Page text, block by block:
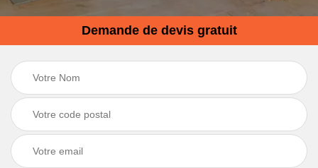
Demande de devis gratuit